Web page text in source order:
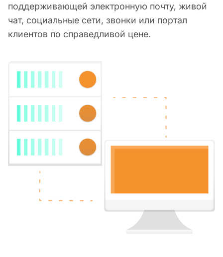
поддерживающей электронную почту, живой
чат, социальные сети, звонки или портал
клиентов по справедливой цене.